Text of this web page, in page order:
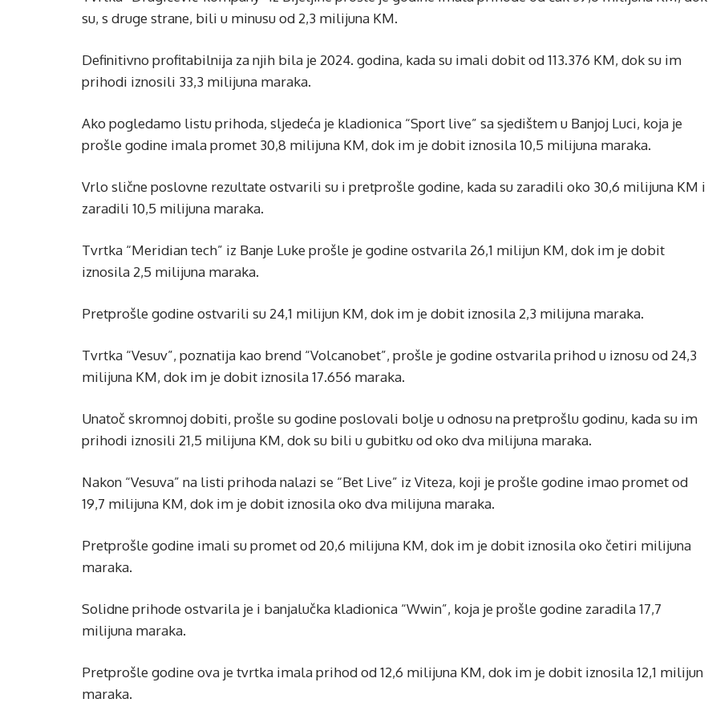
su, s druge strane, bili u minusu od 2,3 milijuna KM.
Definitivno profitabilnija za njih bila je 2024. godina, kada su imali dobit od 113.376 KM, dok su im
prihodi iznosili 33,3 milijuna maraka.
Ako pogledamo listu prihoda, sljedeća je kladionica “Sport live” sa sjedištem u Banjoj Luci, koja je
prošle godine imala promet 30,8 milijuna KM, dok im je dobit iznosila 10,5 milijuna maraka.
Vrlo slične poslovne rezultate ostvarili su i pretprošle godine, kada su zaradili oko 30,6 milijuna KM i
zaradili 10,5 milijuna maraka.
Tvrtka “Meridian tech” iz Banje Luke prošle je godine ostvarila 26,1 milijun KM, dok im je dobit
iznosila 2,5 milijuna maraka.
Pretprošle godine ostvarili su 24,1 milijun KM, dok im je dobit iznosila 2,3 milijuna maraka.
Tvrtka “Vesuv”, poznatija kao brend “Volcanobet”, prošle je godine ostvarila prihod u iznosu od 24,3
milijuna KM, dok im je dobit iznosila 17.656 maraka.
Unatoč skromnoj dobiti, prošle su godine poslovali bolje u odnosu na pretprošlu godinu, kada su im
prihodi iznosili 21,5 milijuna KM, dok su bili u gubitku od oko dva milijuna maraka.
Nakon “Vesuva” na listi prihoda nalazi se “Bet Live” iz Viteza, koji je prošle godine imao promet od
19,7 milijuna KM, dok im je dobit iznosila oko dva milijuna maraka.
Pretprošle godine imali su promet od 20,6 milijuna KM, dok im je dobit iznosila oko četiri milijuna
maraka.
Solidne prihode ostvarila je i banjalučka kladionica “Wwin”, koja je prošle godine zaradila 17,7
milijuna maraka.
Pretprošle godine ova je tvrtka imala prihod od 12,6 milijuna KM, dok im je dobit iznosila 12,1 milijun
maraka.